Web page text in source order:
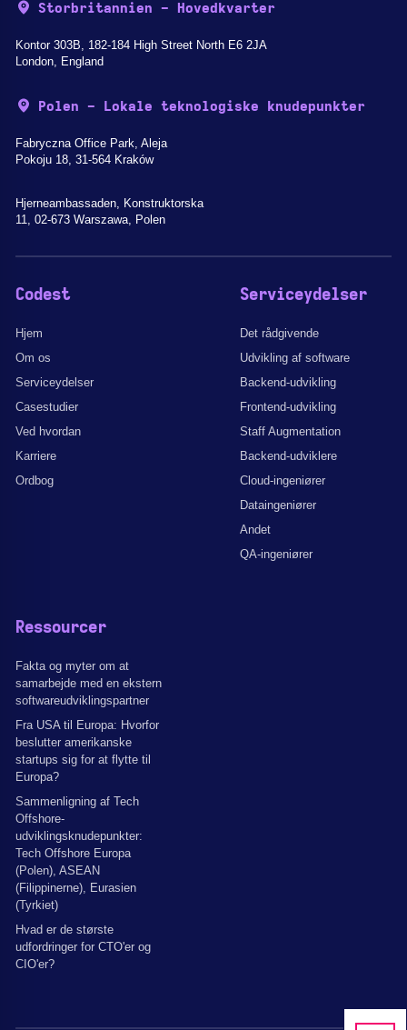
Storbritannien - Hovedkvarter
Kontor 303B, 182-184 High Street North E6 2JA
London, England
Polen - Lokale teknologiske knudepunkter
Fabryczna Office Park, Aleja
Pokoju 18, 31-564 Kraków
Hjerneambassaden, Konstruktorska
11, 02-673 Warszawa, Polen
Codest
Hjem
Om os
Serviceydelser
Casestudier
Ved hvordan
Karriere
Ordbog
Serviceydelser
Det rådgivende
Udvikling af software
Backend-udvikling
Frontend-udvikling
Staff Augmentation
Backend-udviklere
Cloud-ingeniører
Dataingeniører
Andet
QA-ingeniører
Ressourcer
Fakta og myter om at
samarbejde med en ekstern
softwareudviklingspartner
Fra USA til Europa: Hvorfor
beslutter amerikanske
startups sig for at flytte til
Europa?
Sammenligning af Tech
Offshore-
udviklingsknudepunkter:
Tech Offshore Europa
(Polen), ASEAN
(Filippinerne), Eurasien
(Tyrkiet)
Hvad er de største
udfordringer for CTO'er og
CIO'er?